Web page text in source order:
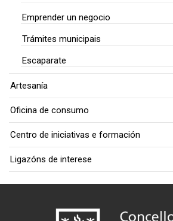
Emprender un negocio
Trámites municipais
Escaparate
Artesanía
Oficina de consumo
Centro de iniciativas e formación
Ligazóns de interese